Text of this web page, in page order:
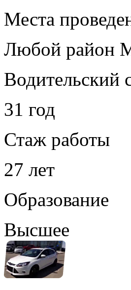
Места
Любой район
Водительский
31 год
Стаж работы
27 лет
Образование
Высшее